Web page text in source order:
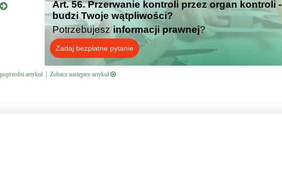
Art. 56. Przerwanie kontroli przez organ kontroli -
budzi Twoje wątpliwości?
Potrzebujesz informacji prawnej?
Zadaj bezpłatne pytanie
artykuł| Zobacz następny artykuł